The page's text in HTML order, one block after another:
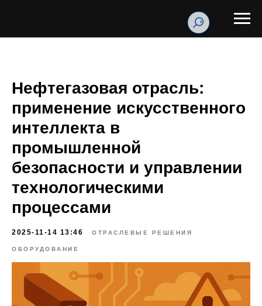
Нефтегазовая отрасль:
применение искусственного
интеллекта в
промышленной
безопасности и управлении
технологическими
процессами
2025-11-14 13:46 ОТРАСЛЕВЫЕ РЕШЕНИЯ
ОБОРУДОВАНИЕ